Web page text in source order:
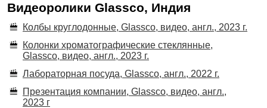
Пипетки автоматические многоканальные
Пипетки автоматические одноканальные
механические и электронные
Плитки нагревательные
Тестеры определения параметров почвы:
Видеоролики Glassco, Индия
Колбы круглодонные, Glassco, видео, англ., 2023 г.
Колонки хроматографические стеклянные,
Glassco, видео, англ., 2023 г.
Лабораторная посуда, Glassco, англ., 2022 г.
Презентация компании, Glassco, видео, англ.,
2023 г